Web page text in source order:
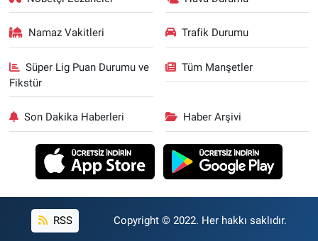
Namaz Vakitleri Trafik Durumu
Süper Lig Puan Durumu ve
Fikstür
Tüm Manşetler
Son Dakika Haberleri Haber Arşivi
RSS Copyright © 2022. Her hakkı saklıdır.